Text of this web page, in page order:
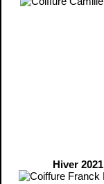
Hiver 2021